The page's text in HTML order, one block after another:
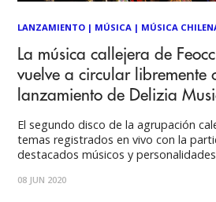
LANZAMIENTO | MÚSICA | MÚSICA
La música callejera de
vuelve a circular libremente
lanzamiento de Delizia
El segundo disco de la agrupación
temas registrados en vivo con la participación de
destacados músicos y personalidades de la zona. La música
con el lanzamiento de Delizia Musicale. El segundo disco de
08 JUN 2020